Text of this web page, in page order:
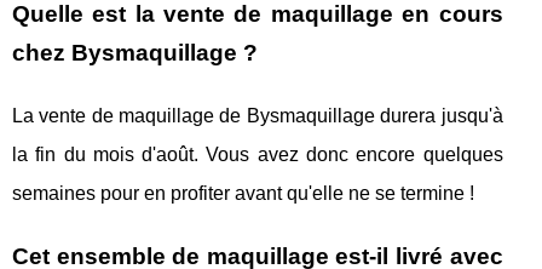
Quelle est la vente de maquillage en cours
chez Bysmaquillage ?
La vente de maquillage de Bysmaquillage durera jusqu'à
la fin du mois d'août. Vous avez donc encore quelques
semaines pour en profiter avant qu'elle ne se termine !
Cet ensemble de maquillage est-il livré avec